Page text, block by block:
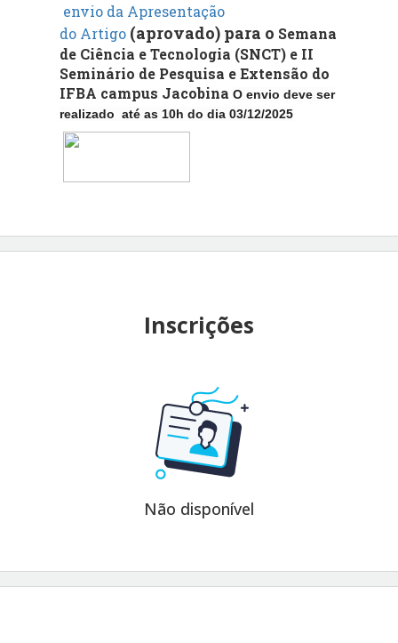
envio da Apresentação
do Artigo (aprovado) para o Semana
de Ciência e Tecnologia (SNCT) e II
Seminário de Pesquisa e Extensão do
IFBA campus JacobinaO envio deve ser
realizado até as 10h do dia 03/12/2025
Inscrições
Não disponível